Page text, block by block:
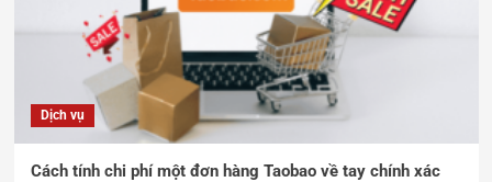
Dịch vụ
Cách tính chi phí một đơn hàng Taobao về tay chính xác